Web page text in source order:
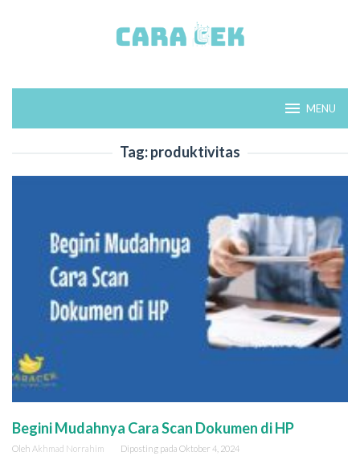
MENU
Tag:produktivitas
Begini Mudahnya Cara Scan Dokumen di HP
Oleh Akhmad Norrahim Diposting pada Oktober 4, 2024